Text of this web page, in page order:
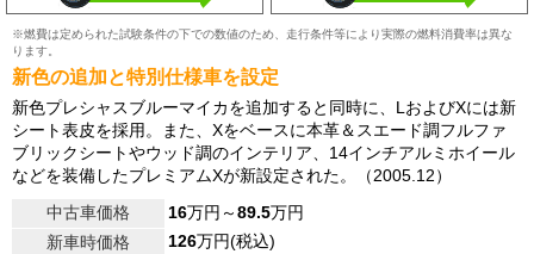
※燃費は定められた試験条件の下での数値のため、走行条件等により実際の燃料消費率は異な
ります。
新色の追加と特別仕様車を設定
新色プレシャスブルーマイカを追加すると同時に、LおよびXには新
シート表皮を採用。また、Xをベースに本革＆スエード調フルファ
ブリックシートやウッド調のインテリア、14インチアルミホイール
などを装備したプレミアムXが新設定された。（2005.12）
中古車価格
16万円～89.5万円
新車時価格
126万円(税込)